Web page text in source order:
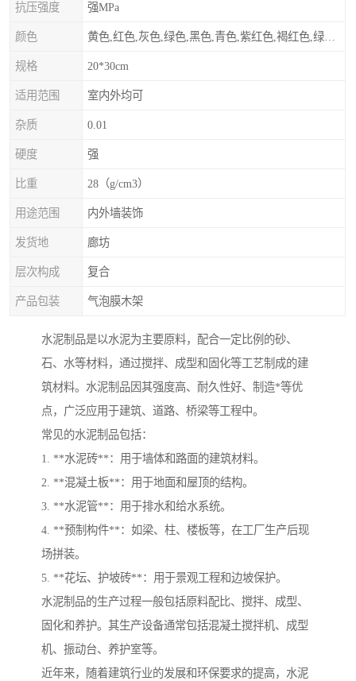
抗压强度 强MPa
颜色
规格 20*30cm
适用范围 室内外均可
杂质 0.01
硬度 强
比重 28（g/cm3）
用途范围 内外墙装饰
发货地 廊坊
层次构成 复合
产品包装 气泡膜木架
水泥制品是以水泥为主要原料，配合一定比例的砂、
石、水等材料，通过搅拌、成型和固化等工艺制成的建
筑材料。水泥制品因其强度高、耐久性好、制造*等优
点，广泛应用于建筑、道路、桥梁等工程中。
常见的水泥制品包括：
1. **水泥砖**：用于墙体和路面的建筑材料。
2. **混凝土板**：用于地面和屋顶的结构。
3. **水泥管**：用于排水和给水系统。
4. **预制构件**：如梁、柱、楼板等，在工厂生产后现
场拼装。
5. **花坛、护坡砖**：用于景观工程和边坡保护。
水泥制品的生产过程一般包括原料配比、搅拌、成型、
固化和养护。其生产设备通常包括混凝土搅拌机、成型
机、振动台、养护室等。
近年来，随着建筑行业的发展和环保要求的提高，水泥